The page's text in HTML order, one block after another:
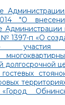
"О
№ 1397-п «О
участия
долгосрочной
«Город